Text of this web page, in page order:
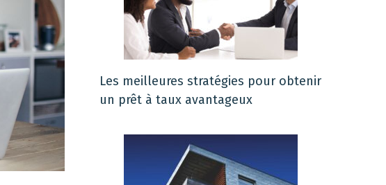
Les meilleures stratégies pour obtenir
un prêt à taux avantageux